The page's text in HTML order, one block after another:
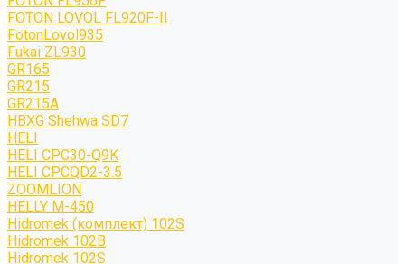
FOTON LOVOL FL920F-II
FotonLovol935
Fukai ZL930
GR165
GR215
GR215A
HBXG Shehwa SD7
HELI
HELI CPC30-Q9K
HELI CPCQD2-3.5
ZOOMLION
HELLY M-450
Hidromek (комплект) 102S
Hidromek 102B
Hidromek 102S